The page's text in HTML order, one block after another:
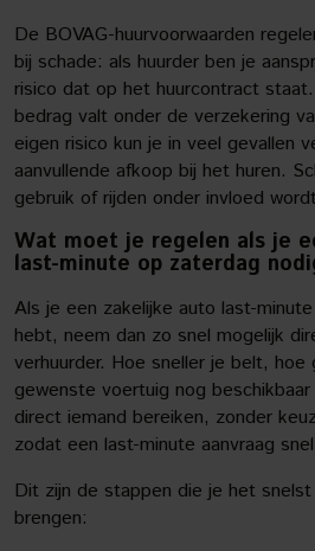
De BOVAG-huurvoorwaarden
bij schade: als huurder ben je
risico dat op het huurcontract
bedrag valt onder de verzekering
eigen risico kun je in veel gevallen
aanvullende afkoop bij het huren.
gebruik of rijden onder invloed
Wat moet je regelen als je
last-minute op zaterdag
Als je een zakelijke auto last-
hebt, neem dan zo snel mogelijk
verhuurder. Hoe sneller je belt,
gewenste voertuig nog
direct iemand bereiken, zonder
zodat een last-minute aanvraag
Dit zijn de stappen die je het
brengen: